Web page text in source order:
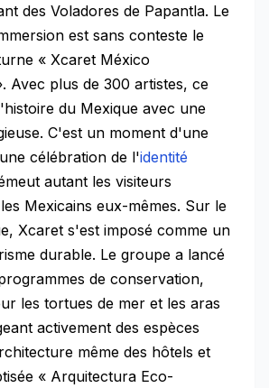
des Voladores de Papantla. Le
est sans conteste le
« Xcaret México
Avec plus de 300 artistes, ce
du Mexique avec une
C'est un moment d'une
célébration de l'identité
autant les visiteurs
Mexicains eux-mêmes. Sur le
Xcaret s'est imposé comme un
durable. Le groupe a lancé
de conservation,
les tortues de mer et les aras
activement des espèces
même des hôtels et
« Arquitectura Eco-